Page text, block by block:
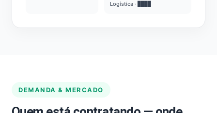
Logística · ████
DEMANDA & MERCADO